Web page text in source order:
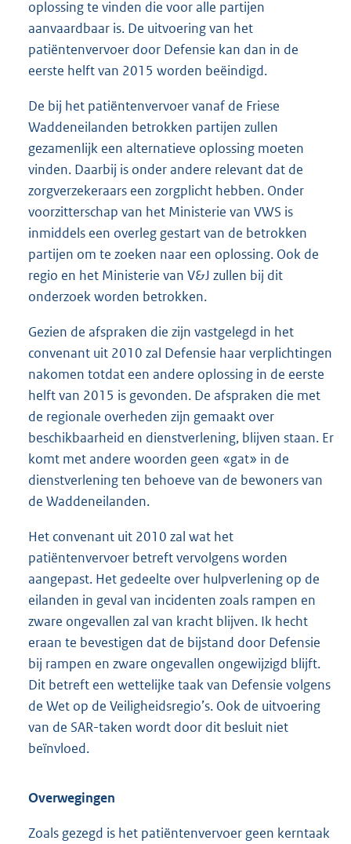
oplossing te vinden die voor alle partijen
aanvaardbaar is. De uitvoering van het
patiëntenvervoer door Defensie kan dan in de
eerste helft van 2015 worden beëindigd.
De bij het patiëntenvervoer vanaf de Friese
Waddeneilanden betrokken partijen zullen
gezamenlijk een alternatieve oplossing moeten
vinden. Daarbij is onder andere relevant dat de
zorgverzekeraars een zorgplicht hebben. Onder
voorzitterschap van het Ministerie van VWS is
inmiddels een overleg gestart van de betrokken
partijen om te zoeken naar een oplossing. Ook de
regio en het Ministerie van V&J zullen bij dit
onderzoek worden betrokken.
Gezien de afspraken die zijn vastgelegd in het
convenant uit 2010 zal Defensie haar verplichtingen
nakomen totdat een andere oplossing in de eerste
helft van 2015 is gevonden. De afspraken die met
de regionale overheden zijn gemaakt over
beschikbaarheid en dienstverlening, blijven staan. Er
komt met andere woorden geen «gat» in de
dienstverlening ten behoeve van de bewoners van
de Waddeneilanden.
Het convenant uit 2010 zal wat het
patiëntenvervoer betreft vervolgens worden
aangepast. Het gedeelte over hulpverlening op de
eilanden in geval van incidenten zoals rampen en
zware ongevallen zal van kracht blijven. Ik hecht
eraan te bevestigen dat de bijstand door Defensie
bij rampen en zware ongevallen ongewijzigd blijft.
Dit betreft een wettelijke taak van Defensie volgens
de Wet op de Veiligheidsregio’s. Ook de uitvoering
van de SAR-taken wordt door dit besluit niet
beïnvloed.
Overwegingen
Zoals gezegd is het patiëntenvervoer geen kerntaak